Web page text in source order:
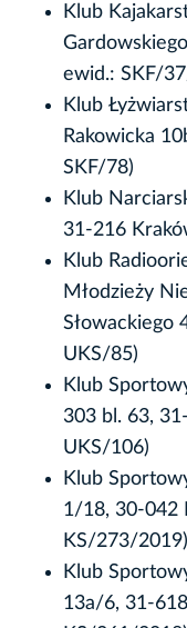
Klub
ewid.: SKF/
Klub
Rakowicka
SKF/78)
Klub
31-216
Klub
Młodzieży
Słowackiego
UKS/85)
Klub
303 bl. 63,
UKS/106)
Klub
1/18, 30-042
KS/273/2019)
Klub
13a/6, 31-